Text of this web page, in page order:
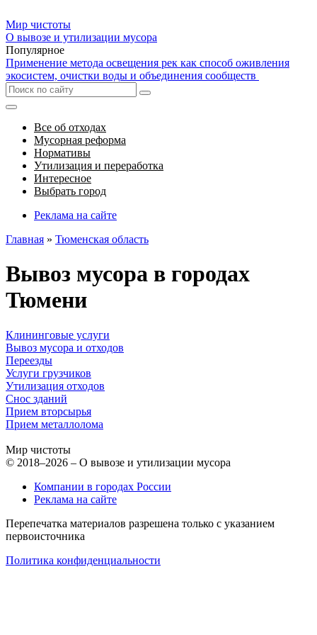
Мир чистоты
О вывозе и утилизации мусора
Популярное
Применение метода освещения рек как способ оживления
экосистем, очистки воды и объединения сообществ
Все об отходах
Мусорная реформа
Нормативы
Утилизация и переработка
Интересное
Выбрать город
Реклама на сайте
Главная » Тюменская область
Вывоз мусора в городах
Тюмени
Клининговые услуги
Вывоз мусора и отходов
Переезды
Услуги грузчиков
Утилизация отходов
Снос зданий
Прием вторсырья
Прием металлолома
Мир чистоты
© 2018–2026 – О вывозе и утилизации мусора
Компании в городах России
Реклама на сайте
Перепечатка материалов разрешена только с указанием
первоисточника
Политика конфиденциальности